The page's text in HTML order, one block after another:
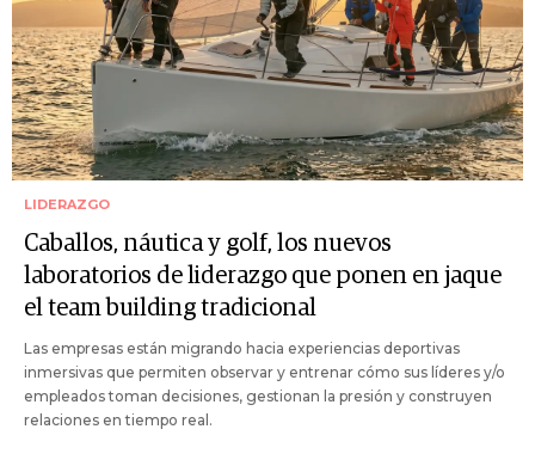
LIDERAZGO
Caballos, náutica y golf, los nuevos
laboratorios de liderazgo que ponen en jaque
el team building tradicional
Las empresas están migrando hacia experiencias deportivas
inmersivas que permiten observar y entrenar cómo sus líderes y/o
empleados toman decisiones, gestionan la presión y construyen
relaciones en tiempo real.